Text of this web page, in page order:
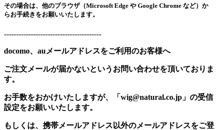
その場合は、他のブラウザ（Microsoft Edge や Google Chrome など）か
らお手続きをお願いいたします。
----------------------------------------
docomo、auメールアドレスをご利用のお客様へ
ご注文メールが届かないというお問い合わせを頂いておりま
す。
お手数をおかけいたしますが、「wig@natural.co.jp」の受信
設定をお願いいたします。
もしくは、携帯メールアドレス以外のメールアドレスをご登